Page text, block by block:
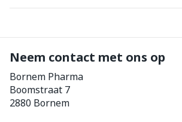
Neem contact met ons op
Bornem Pharma
Boomstraat 7
2880 Bornem